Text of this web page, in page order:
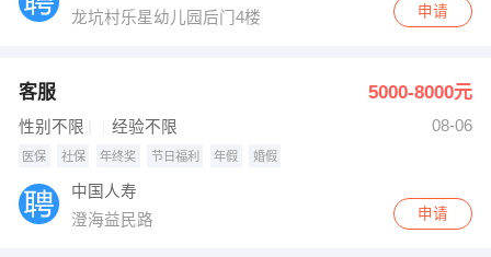
龙坑村乐星幼儿园后门4楼
申请
客服 5000-8000元
性别不限 经验不限 08-06
医保 社保 年终奖 节日福利 年假 婚假
中国人寿
澄海益民路
申请